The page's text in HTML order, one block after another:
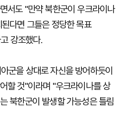
서도 "만약 북한군이 우크라이나
다면 그들은 정당한 목표
강조했다.
군을 상대로 자신을 방어하듯이
할 것"이라며 "우크라이나를 상
북한군이 발생할 가능성은 틀림